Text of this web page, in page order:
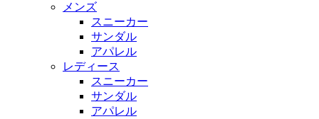
メンズ
スニーカー
サンダル
アパレル
レディース
スニーカー
サンダル
アパレル